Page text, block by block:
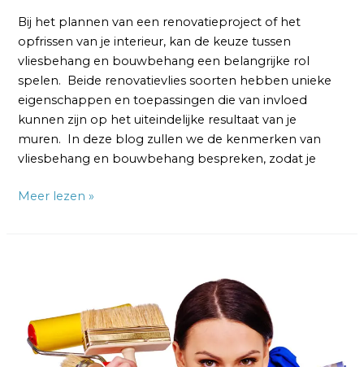
Bij het plannen van een renovatieproject of het
opfrissen van je interieur, kan de keuze tussen
vliesbehang en bouwbehang een belangrijke rol
spelen. Beide renovatievlies soorten hebben unieke
eigenschappen en toepassingen die van invloed
kunnen zijn op het uiteindelijke resultaat van je
muren. In deze blog zullen we de kenmerken van
vliesbehang en bouwbehang bespreken, zodat je
Meer lezen »
Glasweefselbehang:
Welke
het